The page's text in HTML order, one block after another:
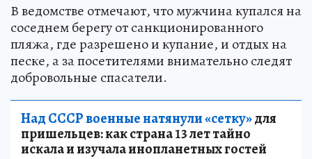
В ведомстве отмечают, что мужчина купался на
соседнем берегу от санкционированного
пляжа, где разрешено и купание, и отдых на
песке, а за посетителями внимательно следят
добровольные спасатели.
Над СССР военные натянули «сетку»для
пришельцев: как страна 13 лет тайно
искала и изучала инопланетных гостей